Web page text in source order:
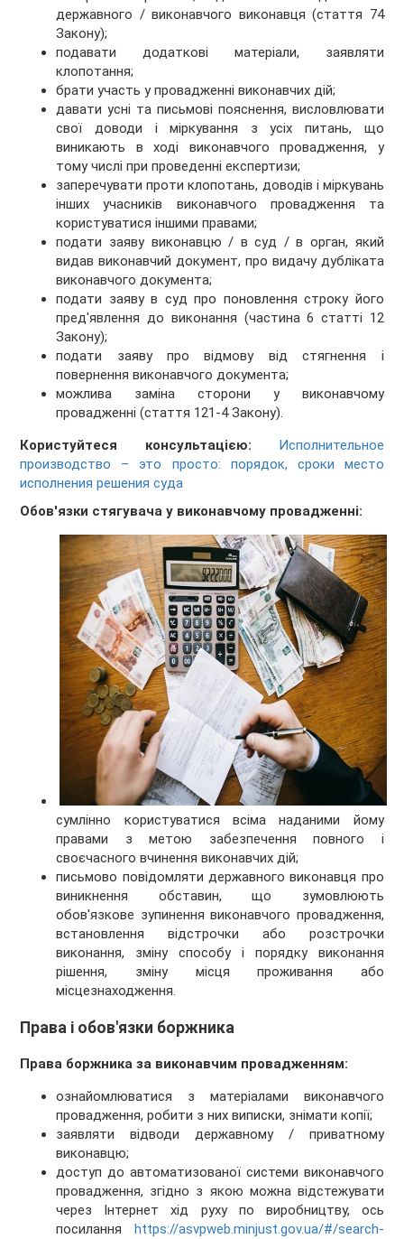
державного / виконавчого виконавця (стаття 74
Закону);
подавати додаткові матеріали, заявляти
клопотання;
брати участь у провадженні виконавчих дій;
давати усні та письмові пояснення, висловлювати
свої доводи і міркування з усіх питань, що
виникають в ході виконавчого провадження, у
тому числі при проведенні експертизи;
заперечувати проти клопотань, доводів і міркувань
інших учасників виконавчого провадження та
користуватися іншими правами;
подати заяву виконавцю / в суд / в орган, який
видав виконавчий документ, про видачу дубліката
виконавчого документа;
подати заяву в суд про поновлення строку його
пред'явлення до виконання (частина 6 статті 12
Закону);
подати заяву про відмову від стягнення і
повернення виконавчого документа;
можлива заміна сторони у виконавчому
провадженні (стаття 121-4 Закону).
Користуйтеся консультацією:
Исполнительное
производство – это просто: порядок, сроки место
исполнения решения суда
Обов'язки стягувача у виконавчому провадженні:
сумлінно користуватися всіма наданими йому
правами з метою забезпечення повного і
своєчасного вчинення виконавчих дій;
письмово повідомляти державного виконавця про
виникнення обставин, що зумовлюють
обов'язкове зупинення виконавчого провадження,
встановлення відстрочки або розстрочки
виконання, зміну способу і порядку виконання
рішення, зміну місця проживання або
місцезнаходження.
Права і обов'язки боржника
Права боржника за виконавчим провадженням:
ознайомлюватися з матеріалами виконавчого
провадження, робити з них виписки, знімати копії;
заявляти відводи державному / приватному
виконавцю;
доступ до автоматизованої системи виконавчого
провадження, згідно з якою можна відстежувати
через Інтернет хід руху по виробництву, ось
посилання
https://asvpweb.minjust.gov.ua/#/search-